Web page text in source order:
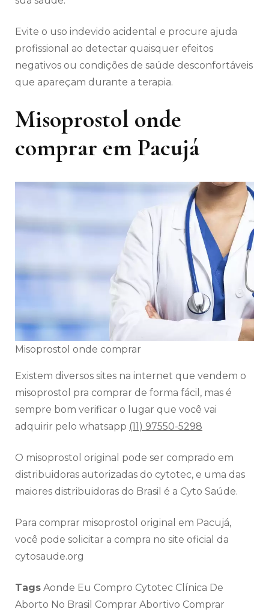
Evite o uso indevido acidental e procure ajuda
profissional ao detectar quaisquer efeitos
negativos ou condições de saúde desconfortáveis
​​que apareçam durante a terapia.
Misoprostol onde
comprar em Pacujá
Misoprostol onde comprar
Existem diversos sites na internet que vendem o
misoprostol pra comprar de forma fácil, mas é
sempre bom verificar o lugar que você vai
adquirir pelo whatsapp (11) 97550-5298
O misoprostol original pode ser comprado em
distribuidoras autorizadas do cytotec, e uma das
maiores distribuidoras do Brasil é a Cyto Saúde.
Para comprar misoprostol original em Pacujá,
você pode solicitar a compra no site oficial da
cytosaude.org
Tags Aonde Eu Compro Cytotec Clínica De
Aborto No Brasil Comprar Abortivo Comprar